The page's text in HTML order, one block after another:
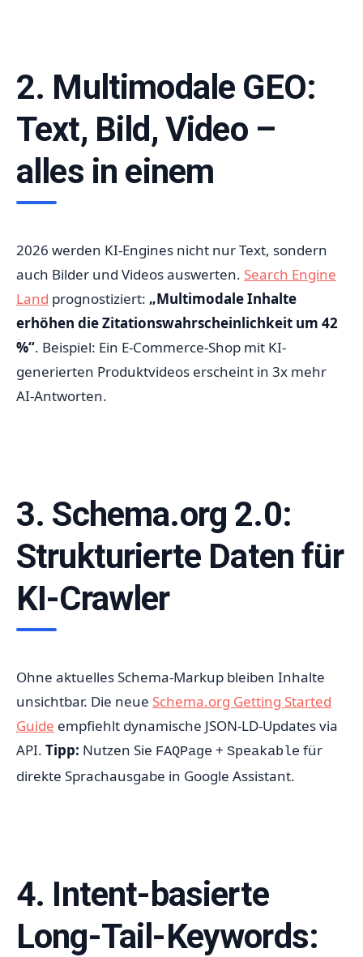
2. Multimodale GEO:
Text, Bild, Video –
alles in einem
2026 werden KI-Engines nicht nur Text, sondern
auch Bilder und Videos auswerten. Search Engine
Land prognostiziert: „Multimodale Inhalte
erhöhen die Zitationswahrscheinlichkeit um 42
%“. Beispiel: Ein E-Commerce-Shop mit KI-
generierten Produktvideos erscheint in 3x mehr
AI-Antworten.
3. Schema.org 2.0:
Strukturierte Daten für
KI-Crawler
Ohne aktuelles Schema-Markup bleiben Inhalte
unsichtbar. Die neue Schema.org Getting Started
Guide empfiehlt dynamische JSON-LD-Updates via
API. Tipp: Nutzen Sie FAQPage + Speakable für
direkte Sprachausgabe in Google Assistant.
4. Intent-basierte
Long-Tail-Keywords: